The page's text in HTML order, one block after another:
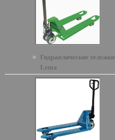
Гидравлические тележки
Lema